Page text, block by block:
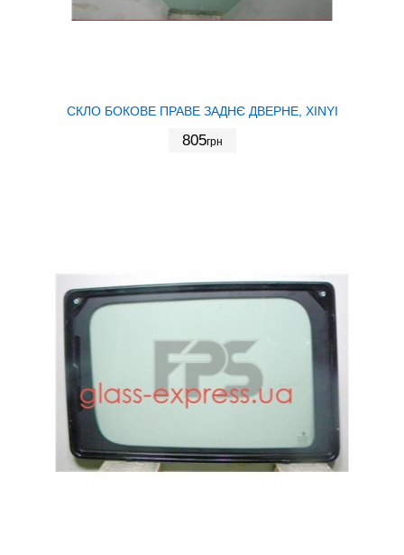
СКЛО БОКОВЕ ПРАВЕ ЗАДНЄ ДВЕРНЕ, XINYI
805грн